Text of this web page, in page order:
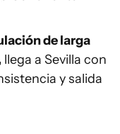
de larga
llega a Sevilla con
y salida